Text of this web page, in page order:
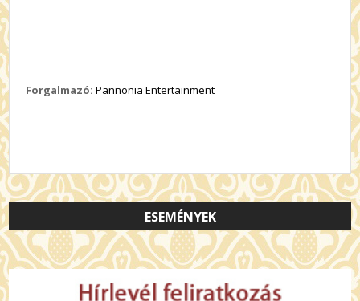
Forgalmazó: Pannonia Entertainment
ESEMÉNYEK